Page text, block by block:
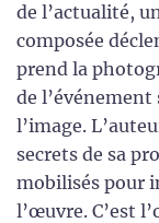
de l’actualité,
composée
prend la
de
l’image.
secrets de sa
mobilisés pour
l’œuvre. C’est